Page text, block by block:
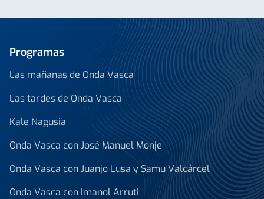
Programas
Las mañanas de Onda Vasca
Las tardes de Onda Vasca
Kale Nagusia
Onda Vasca con José Manuel Monje
Onda Vasca con Juanjo Lusa y Samu Valcárcel
Onda Vasca con Imanol Arruti